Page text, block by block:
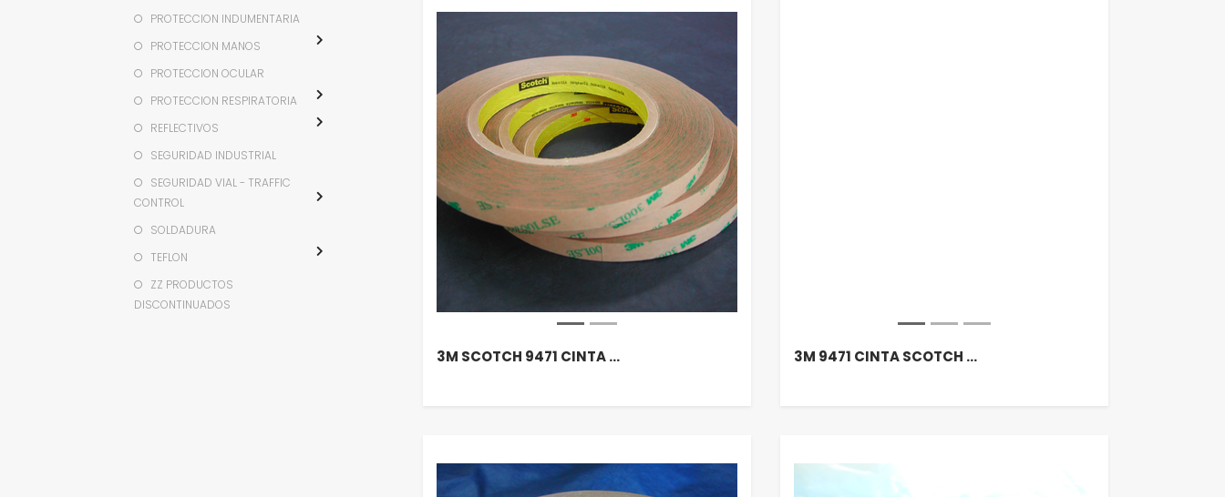
PROTECCION INDUMENTARIA
PROTECCION MANOS
PROTECCION OCULAR
PROTECCION RESPIRATORIA
REFLECTIVOS
SEGURIDAD INDUSTRIAL
SEGURIDAD VIAL - TRAFFIC
CONTROL
SOLDADURA
TEFLON
ZZ PRODUCTOS
DISCONTINUADOS
3M SCOTCH 9471 CINTA … 3M 9471 CINTA SCOTCH …